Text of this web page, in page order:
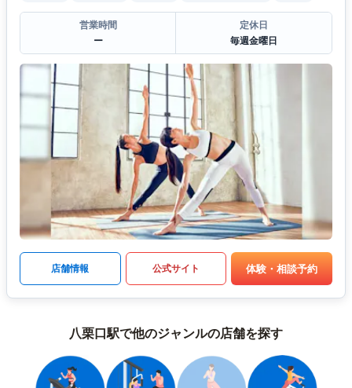
営業時間
ー
定休日
毎週金曜日
店舗情報 公式サイト 体験・相談予約
八栗口駅で他のジャンルの店舗を探す